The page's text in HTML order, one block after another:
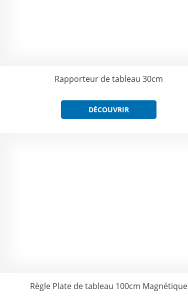
Rapporteur de tableau 30cm
DÉCOUVRIR
Règle Plate de tableau 100cm Magnétique